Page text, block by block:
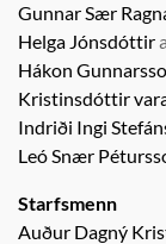
Gunnar Sær
Helga Jónsdóttir
Hákon
Kristinsdóttir
Indriði Ingi
Leó Snær
Starfsmenn
Auður Dagný